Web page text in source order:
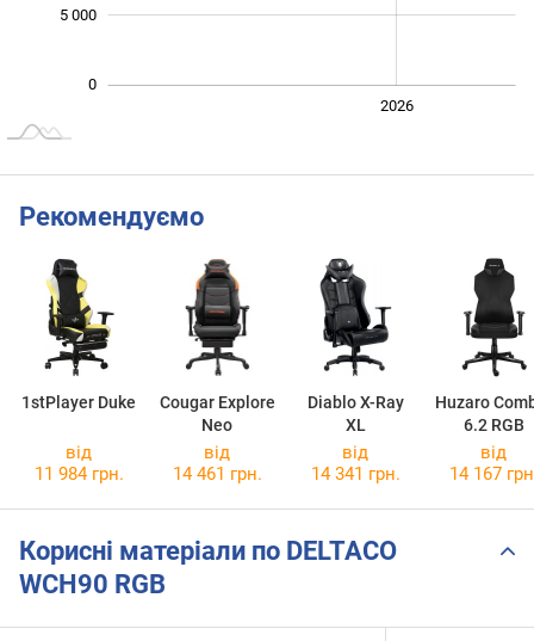
0
5 000
2026
Рекомендуємо
1stPlayer Duke
Cougar Explore
Neo
Diablo X-Ray
XL
Huzaro
6.2 RGB
від
11 984 грн.
від
14 461 грн.
від
14 341 грн.
від
14 167
Корисні матеріали по DELTACO
WCH90 RGB